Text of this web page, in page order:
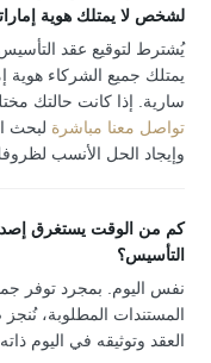
يمتلك هوية إماراتية؟
عقد التأسيس أن
الشركاء هوية إماراتية
كانت حالتك مختلفة،
مباشرةلبحث الحالة
الأنسب لظروفك.
يستغرق إصدار عقد
بمجرد توفر جميع
المطلوبة، نُنجز صياغة
في اليوم ذاته.